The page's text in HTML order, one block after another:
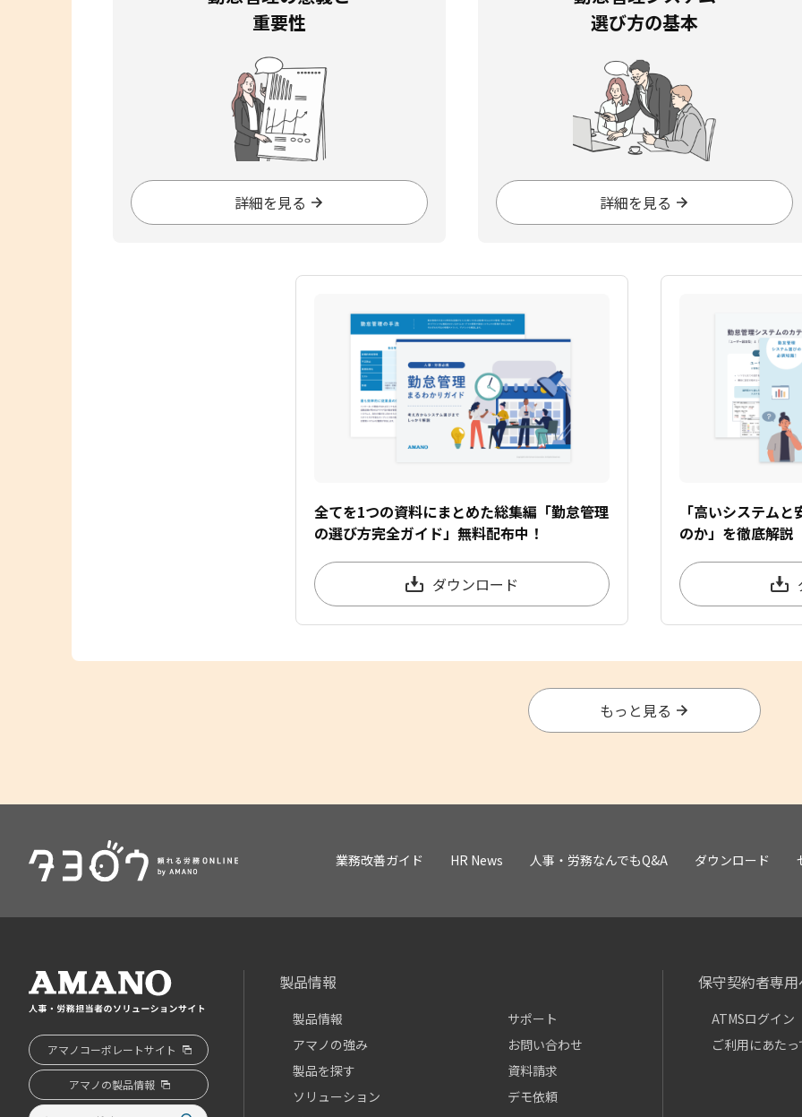
重要性
詳細を見る
選び方の基本
詳細を見る
全てを1つの資料にまとめた総集編「勤怠管理
の選び方完全ガイド」無料配布中！
ダウンロード
「高いシステム
のか」を徹底解説
もっと見る
業務改善ガイド HR News 人事・労務なんでもQ&A ダウンロード
アマノコーポレートサイト
アマノの製品情報
製品情報
製品情報
アマノの強み
製品を探す
ソリューション
サポート
お問い合わせ
資料請求
デモ依頼
保守契約者専
ATMSログイン
ご利用にあたっ